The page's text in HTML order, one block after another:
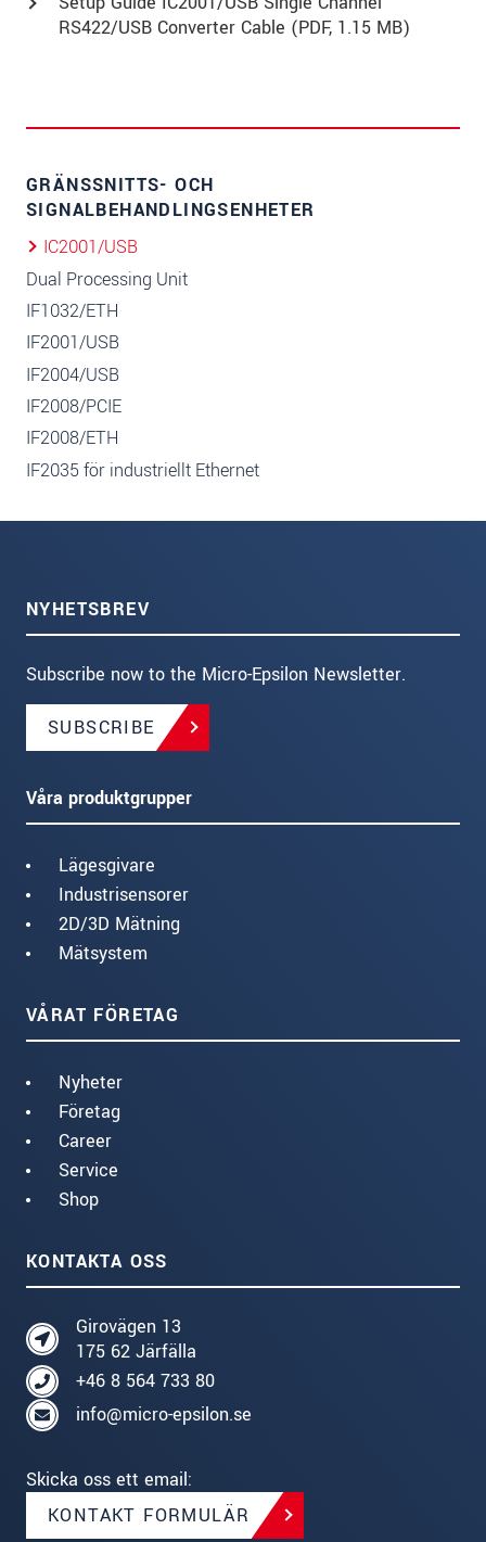
RS422/USB Converter Cable (PDF, 1.15 MB)
GRÄNSSNITTS- OCH
SIGNALBEHANDLINGSENHETER
IC2001/USB
Dual Processing Unit
IF1032/ETH
IF2001/USB
IF2004/USB
IF2008/PCIE
IF2008/ETH
IF2035 för industriellt Ethernet
NYHETSBREV
Subscribe now to the Micro-Epsilon Newsletter.
SUBSCRIBE
Våra produktgrupper
Lägesgivare
Industrisensorer
2D/3D Mätning
Mätsystem
VÅRAT FÖRETAG
Nyheter
Företag
Career
Service
Shop
KONTAKTA OSS
Girovägen 13
175 62 Järfälla
+46 8 564 733 80
info@micro-epsilon.se
Skicka oss ett email:
KONTAKT FORMULÄR